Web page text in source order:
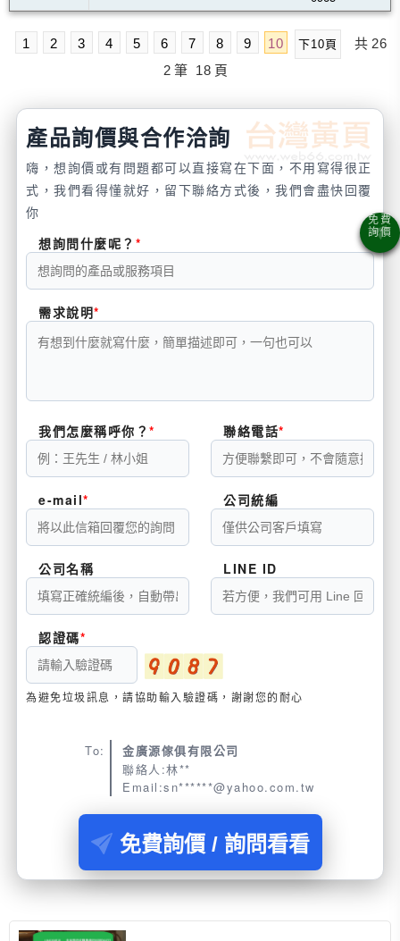
1 2 3 4 5 6 7 8 9 10 下10頁 共 26
2 筆 18 頁
產品詢價與合作洽詢
嗨，想詢價或有問題都可以直接寫在下面，不用寫得很正
式，我們看得懂就好，留下聯絡方式後，我們會盡快回覆
你
想詢問什麼呢？
需求說明
我們怎麼稱呼你？ 聯絡電話
e-mail 公司統編
公司名稱 LINE ID
認證碼
為避免垃圾訊息，請協助輸入驗證碼，謝謝您的耐心
To:
金廣源傢俱有限公司
聯絡人:林**
Email:sn******@yahoo.com.tw
免費詢價 / 詢問看看